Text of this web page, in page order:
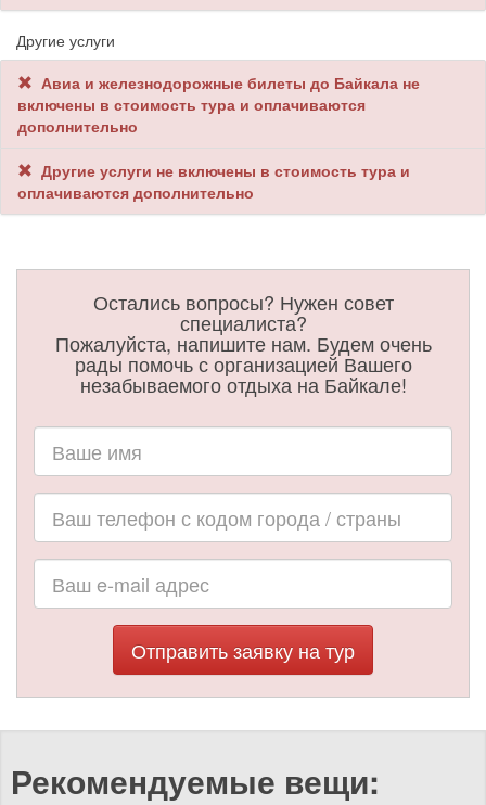
Другие услуги
Авиа и железнодорожные билеты до Байкала не
включены в стоимость тура и оплачиваются
дополнительно
Другие услуги не включены в стоимость тура и
оплачиваются дополнительно
Остались вопросы? Нужен совет
специалиста?
Пожалуйста, напишите нам. Будем очень
рады помочь с организацией Вашего
незабываемого отдыха на Байкале!
Отправить заявку на тур
Рекомендуемые вещи: